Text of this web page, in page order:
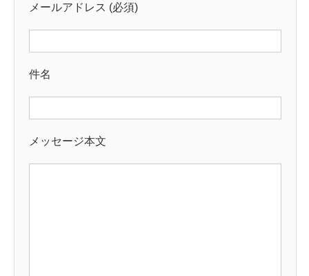
メールアドレス (必須)
件名
メッセージ本文